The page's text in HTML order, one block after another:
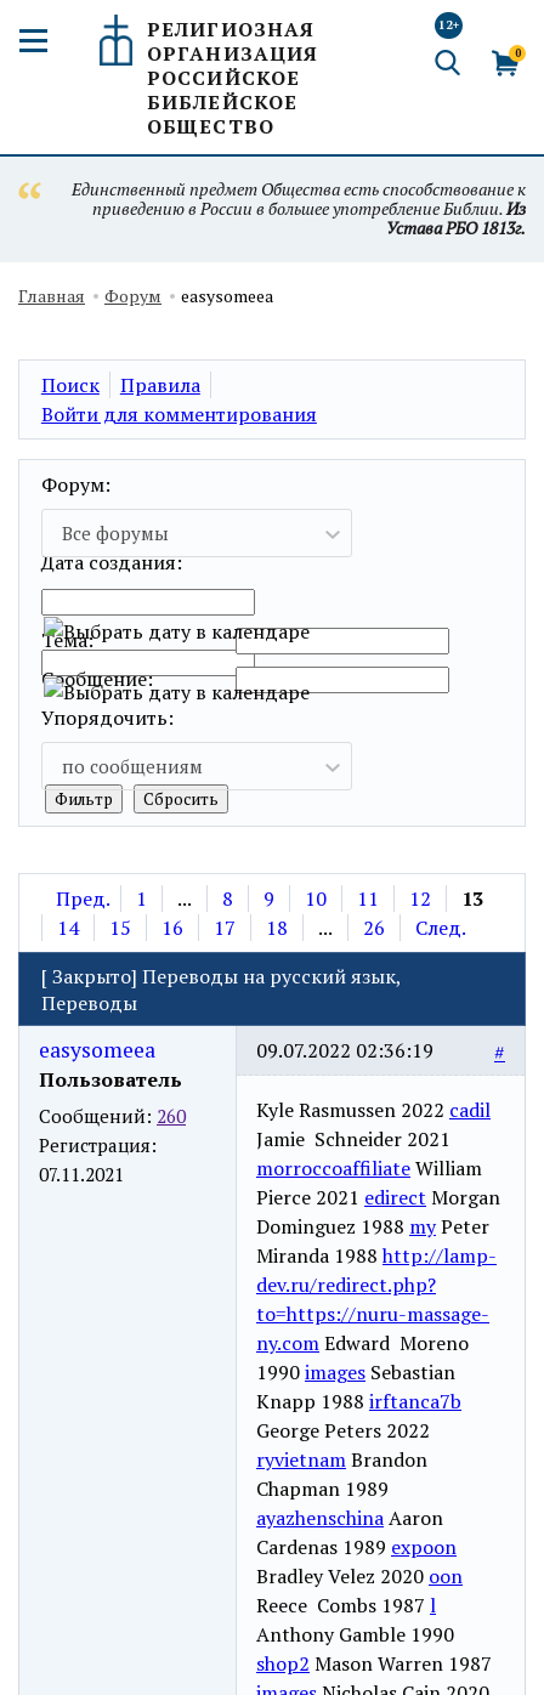
РЕЛИГИОЗНАЯ
ОРГАНИЗАЦИЯ
РОССИЙСКОЕ
БИБЛЕЙСКОЕ
ОБЩЕСТВО
12+
0
Единственный предмет Общества есть способствование к
приведению в России в большее употребление Библии.Из
Устава РБО 1813г.
Главная Форум easysomeea
Поиск
Правила
Войти для комментирования
Форум:
Все форумы
Дата создания:
…
Тема:
Сообщение:
Упорядочить:
по сообщениям
Пред. 1 ... 8 9 10 11 12
13
14
15 16 17 18 ... 26
След.
[Закрыто] Переводы на русский язык,
Переводы
easysomeea
Пользователь
Сообщений: 260
Регистрация:
07.11.2021
#
09.07.2022 02:36:19
Kyle Rasmussen 2022 cadil
Jamie Schneider 2021
morroccoaffiliateWilliam
Pierce 2021 edirect Morgan
Dominguez 1988 myPeter
Miranda 1988http://lamp-
dev.ru/redirect.php?
to=https://nuru-massage-
ny.comEdward Moreno
1990images Sebastian
Knapp 1988 irftanca7b
George Peters 2022
ryvietnamBrandon
Chapman 1989
ayazhenschinaAaron
Cardenas 1989 expoon
Bradley Velez 2020 oon
Reece Combs 1987 l
Anthony Gamble 1990
shop2 Mason Warren 1987